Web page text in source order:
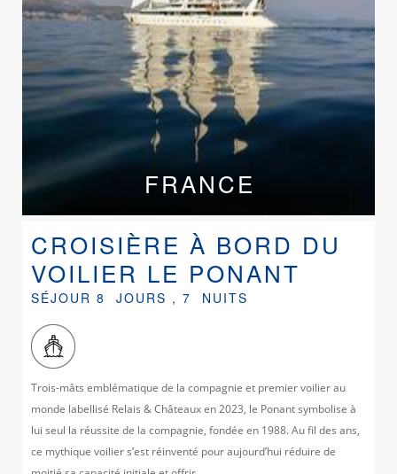
FRANCE
CROISIÈRE À BORD DU
VOILIER LE PONANT
SÉJOUR 8 JOURS , 7 NUITS
Trois-mâts emblématique de la compagnie et premier voilier au
monde labellisé Relais & Châteaux en 2023, le Ponant symbolise à
lui seul la réussite de la compagnie, fondée en 1988. Au fil des ans,
ce mythique voilier s’est réinventé pour aujourd’hui réduire de